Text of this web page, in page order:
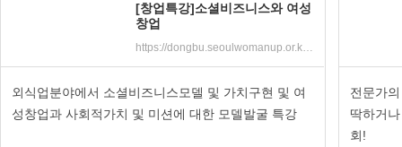
[창업특강]소셜비즈니스와 여성
창업
https://dongbu.seoulwomanup.or.kr/dongbu/edu/selectEduProgram.do?sch_class_code=C100104436
외식업분야에서 소셜비즈니스모델 및 가치구현 및 여
성창업과 사회적가치 및 미션에 대한 모델발굴 특강
전문가
딱하거
회!